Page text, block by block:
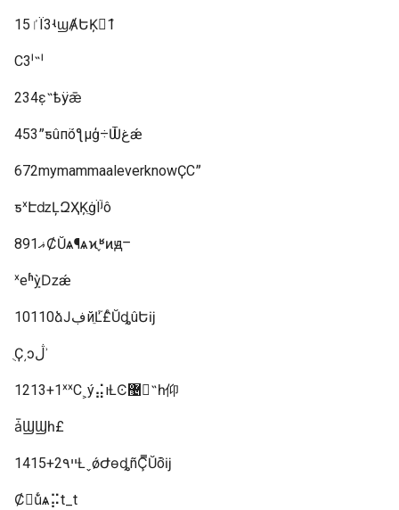
15ٵΪ3ʵϣȺԵĶܶ1
С3ˡ˵ˡ
234ε̣˵ѣÿǣ
453ˮƽûпܿöƪµģ÷Ѿغǽ
672mymammaaleverknowҪСˮ
ƽˣԷǳĻԶҲĶֵġΪʲô
891ޣȻŬѧ¶ѧϰ֪ʶͷԭⲻ
ˣеʱܻỳǲǽ
10110ձͿڣйֵĽ֮£ͨŬȡûԵĳ
ֻҪ͵ͻڷʾ
1213+1ˣˣС˲ý⣬ıȽϾ޴˵һ仰
ǡϢϢһ£
1415+2۹ײȽˬǿԺɵȡñҪ̿Ŭܵõĳ
Ȼ󱻷ŭͬѧ⡭t_t